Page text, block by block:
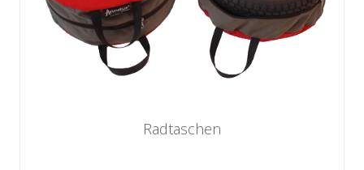
Radtaschen